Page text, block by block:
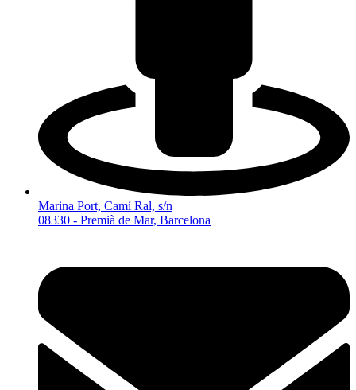
Marina Port, Camí Ral, s/n
08330 - Premià de Mar, Barcelona